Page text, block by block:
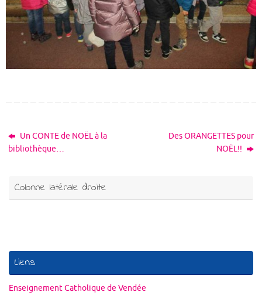
Un CONTE de NOËL à la
bibliothèque…
Des ORANGETTES pour
NOËL!!
Colonne latérale droite
Liens
Enseignement Catholique de Vendée